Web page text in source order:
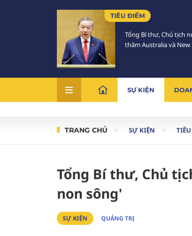
TIÊU ĐIỂM
Tổng Bí thư, Chủ tịch
thăm Australia và New
SỰ KIỆN
TRANG CHỦ SỰ KIỆN
Tổng Bí thư, Chủ
non sông'
SỰ KIỆN QUẢNG TRỊ